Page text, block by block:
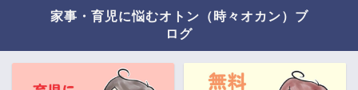
家事・育児に悩むオトン（時々オカン）ブ
ログ